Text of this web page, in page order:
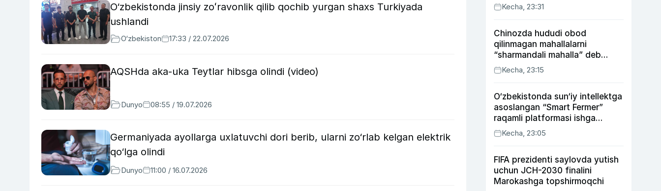
O‘zbekistonda jinsiy zoʻravonlik qilib qochib yurgan shaxs Turkiyada
ushlandi
O‘zbekiston 17:33 / 22.07.2026
AQSHda aka-uka Teytlar hibsga olindi (video)
Dunyo 08:55 / 19.07.2026
Germaniyada ayollarga uxlatuvchi dori berib, ularni zo‘rlab kelgan elektrik
qo‘lga olindi
Dunyo 11:00 / 16.07.2026
Kecha, 23:31
Chinozda hududi obod
qilinmagan mahallalarni
“sharmandali mahalla” deb
belgilash boshlandi
Kecha, 23:15
O‘zbekistonda sun‘iy intellektga
asoslangan “Smart Fermer”
raqamli platformasi ishga
tushiriladi
Kecha, 23:05
FIFA prezidenti saylovda yutish
uchun JCH-2030 finalini
Marokashga topshirmoqchi